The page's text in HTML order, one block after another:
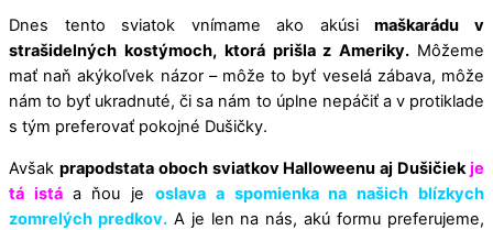
Dnes tento sviatok vnímame ako akúsimaškarádu v
strašidelných kostýmoch, ktorá prišla z Ameriky. Môžeme
mať naň akýkoľvek názor – môže to byť veselá zábava, môže
nám to byť ukradnuté, či sa nám to úplne nepáčiť a v protiklade
s tým preferovať pokojné Dušičky.
Avšak prapodstata oboch sviatkov Halloweenu aj Dušičiekje
tá istá a ňou jeoslava a spomienka na našich blízkych
zomrelých predkov.A je len na nás, akú formu preferujeme,